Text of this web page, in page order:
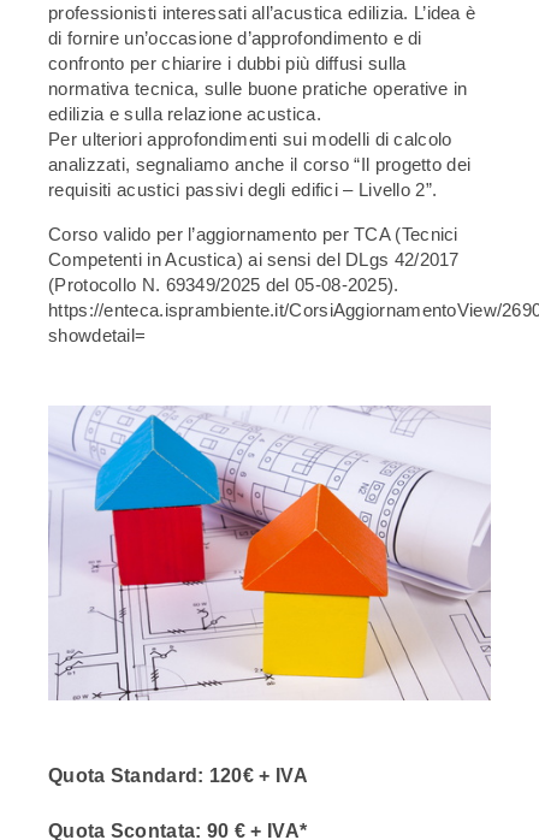
professionisti interessati all’acustica edilizia. L’idea è
di fornire un’occasione d’approfondimento e di
confronto per chiarire i dubbi più diffusi sulla
normativa tecnica, sulle buone pratiche operative in
edilizia e sulla relazione acustica.
Per ulteriori approfondimenti sui modelli di calcolo
analizzati, segnaliamo anche il corso “Il progetto dei
requisiti acustici passivi degli edifici – Livello 2”.
Corso valido per l’aggiornamento per TCA (Tecnici
Competenti in Acustica) ai sensi del DLgs 42/2017
(Protocollo N. 69349/2025 del 05-08-2025).
https://enteca.isprambiente.it/CorsiAggiornamentoView/
showdetail=
Quota Standard: 120€ + IVA
Quota Scontata: 90 € + IVA*